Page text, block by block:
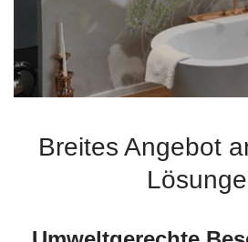
Breites Angebot